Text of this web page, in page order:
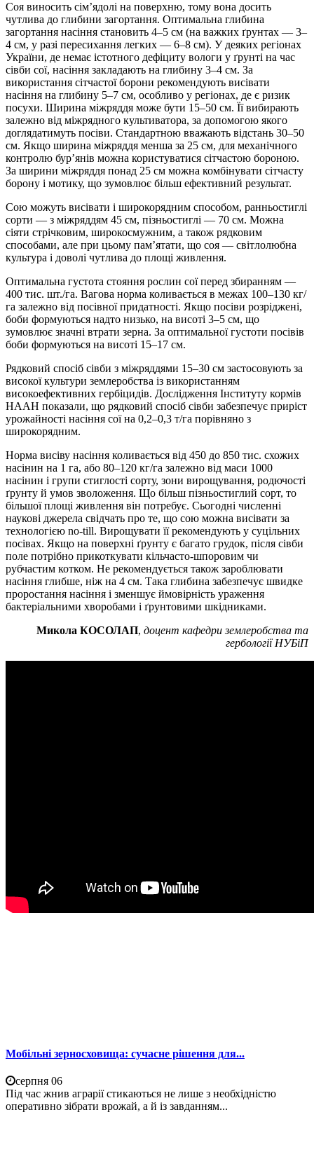
Соя виносить сім’ядолі на поверхню, тому вона досить
чутлива до глибини загортання. Оптимальна глибина
загортання насіння становить 4–5 см (на важких ґрунтах — 3–
4 см, у разі пересихання легких — 6–8 см). У деяких регіонах
України, де немає істотного дефіциту вологи у ґрунті на час
сівби сої, насіння закладають на глибину 3–4 см. За
використання сітчастої борони рекомендують висівати
насіння на глибину 5–7 см, особливо у регіонах, де є ризик
посухи. Ширина міжряддя може бути 15–50 см. Її вибирають
залежно від міжрядного культиватора, за допомогою якого
доглядатимуть посіви. Стандартною вважають відстань 30–50
см. Якщо ширина міжряддя менша за 25 см, для механічного
контролю бур’янів можна користуватися сітчастою бороною.
За ширини міжряддя понад 25 см можна комбінувати сітчасту
борону і мотику, що зумовлює більш ефективний результат.
Сою можуть висівати і широкорядним способом, ранньостиглі
сорти — з міжряддям 45 см, пізньостиглі — 70 см. Можна
сіяти стрічковим, широкосмужним, а також рядковим
способами, але при цьому пам’ятати, що соя — світлолюбна
культура і доволі чутлива до площі живлення.
Оптимальна густота стояння рослин сої перед збиранням —
400 тис. шт./га. Вагова норма коливається в межах 100–130 кг/
га залежно від посівної придатності. Якщо посіви розріджені,
боби формуються надто низько, на висоті 3–5 см, що
зумовлює значні втрати зерна. За оптимальної густоти посівів
боби формуються на висоті 15–17 см.
Рядковий спосіб сівби з міжряддями 15–30 см застосовують за
високої культури землеробства із використанням
високоефективних гербіцидів. Дослідження Інституту кормів
НААН показали, що рядковий спосіб сівби забезпечує приріст
урожайності насіння сої на 0,2–0,3 т/га порівняно з
широкорядним.
Норма висіву насіння коливається від 450 до 850 тис. схожих
насінин на 1 га, або 80–120 кг/га залежно від маси 1000
насінин і групи стиглості сорту, зони вирощування, родючості
ґрунту й умов зволоження. Що більш пізньостиглий сорт, то
більшої площі живлення він потребує. Сьогодні численні
наукові джерела свідчать про те, що сою можна висівати за
технологією no-till. Вирощувати її рекомендують у суцільних
посівах. Якщо на поверхні ґрунту є багато грудок, після сівби
поле потрібно прикоткувати кільчасто-шпоровим чи
рубчастим котком. Не рекомендується також зароблювати
насіння глибше, ніж на 4 см. Така глибина забезпечує швидке
проростання насіння і зменшує ймовірність ураження
бактеріальними хворобами і ґрунтовими шкідниками.
Микола КОСОЛАП, доцент кафедри землеробства та
гербології НУБіП
Мобільні зерносховища: сучасне рішення для...
серпня 06
Під час жнив аграрії стикаються не лише з необхідністю
оперативно зібрати врожай, а й із завданням...